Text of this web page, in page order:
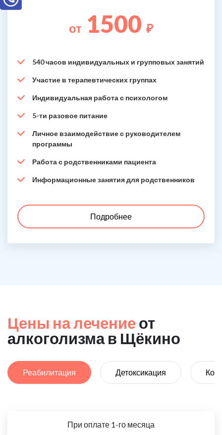
от 1500 ₽
540 часов индивидуальных и групповых занятий
Участие в терапевтических группах
Индивидуальная работа с психологом
5-ти разовое питание
Личное взаимодействие с руководителем
программы
Работа с родственниками пациента
Информационные занятия для родственников
Подробнее
Цены на лечение от
алкоголизма в Щёкино
Реабилитация Детоксикация
При оплате 1-го месяца